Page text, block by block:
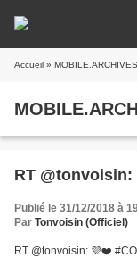
Accueil » MOBILE.ARCHIVES
RT @tonvoisin:
Publié le 31/12/2018 à
Par Tonvoisin (Officiel)
RT @tonvoisin: 💜❤️